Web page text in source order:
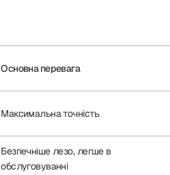
Основна перевага
Максимальна точність
Безпечніше лезо, легше в
обслуговуванні